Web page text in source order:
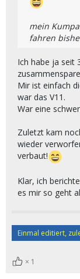
mein
fahren
Nach ca.
Am Anfang
das V8 läuft
wieder über
Letzten
auf Offroad
auch ganz
Jedoch ist
fehlenden
sprechen.
Ich denke
Ich habe ja seit
Mir ist einfach
war das V11.
War eine
Zuletzt kam
wieder
verbaut!
Klar, ich
es mir so geht
Einmal editiert,
1